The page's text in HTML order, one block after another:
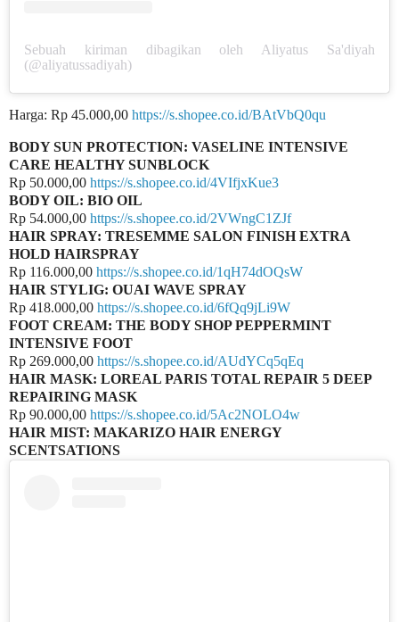
Sebuah kiriman dibagikan oleh Aliyatus Sa'diyah
(@aliyatussadiyah)
Harga: Rp 45.000,00 https://s.shopee.co.id/BAtVbQ0qu
BODY SUN PROTECTION: VASELINE INTENSIVE
CARE HEALTHY SUNBLOCK
Rp 50.000,00 https://s.shopee.co.id/4VIfjxKue3
BODY OIL: BIO OIL
Rp 54.000,00 https://s.shopee.co.id/2VWngC1ZJf
HAIR SPRAY: TRESEMME SALON FINISH EXTRA
HOLD HAIRSPRAY
Rp 116.000,00 https://s.shopee.co.id/1qH74dOQsW
HAIR STYLIG: OUAI WAVE SPRAY
Rp 418.000,00 https://s.shopee.co.id/6fQq9jLi9W
FOOT CREAM: THE BODY SHOP PEPPERMINT
INTENSIVE FOOT
Rp 269.000,00 https://s.shopee.co.id/AUdYCq5qEq
HAIR MASK: LOREAL PARIS TOTAL REPAIR 5 DEEP
REPAIRING MASK
Rp 90.000,00 https://s.shopee.co.id/5Ac2NOLO4w
HAIR MIST: MAKARIZO HAIR ENERGY
SCENTSATIONS